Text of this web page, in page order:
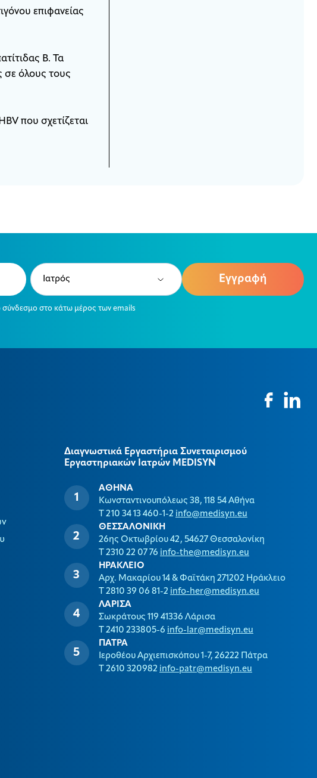
επιφανείας
Β. Τα
σε όλους τους
που σχετίζεται
Type
(Required)
σύνδεσμο στο κάτω μέρος των emails
Διαγνωστικά Εργαστήρια Συνεταιρισμού
Εργαστηριακών Ιατρών MEDISYΝ
ΑΘΗΝΑ
Κωνσταντινουπόλεως 38, 118 54 Αθήνα
T 210 34 13 460-1-2 info@medisyn.eu
ΘΕΣΣΑΛΟΝΙΚΗ
26ης Οκτωβρίου 42, 54627 Θεσσαλονίκη
T 2310 22 07 76 info-the@medisyn.eu
ΗΡΑΚΛΕΙΟ
Αρχ. Μακαρίου 14 & Φαϊτάκη 271202 Ηράκλειο
T 2810 39 06 81-2 info-her@medisyn.eu
ΛΑΡΙΣΑ
Σωκράτους 119 41336 Λάρισα
T 2410 233805-6 info-lar@medisyn.eu
ΠΑΤΡΑ
Ιεροθέου Αρχιεπισκόπου 1-7, 26222 Πάτρα
T 2610 320982 info-patr@medisyn.eu